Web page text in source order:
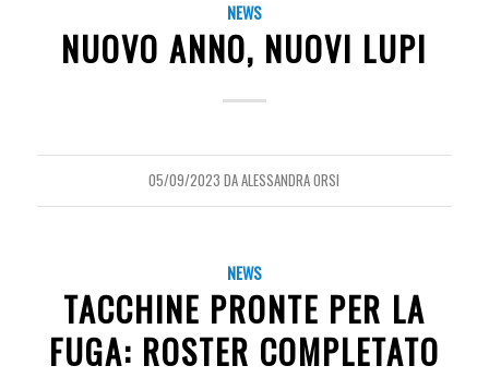
NEWS
NUOVO ANNO, NUOVI LUPI
05/09/2023 DAALESSANDRA ORSI
NEWS
TACCHINE PRONTE PER LA
FUGA: ROSTER COMPLETATO